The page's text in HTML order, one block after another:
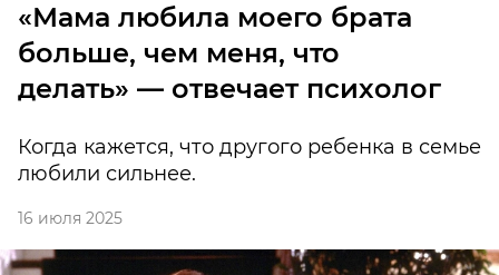
«Мама любила моего брата
больше, чем меня, что
делать» — отвечает психолог
Когда кажется, что другого ребенка в семье
любили сильнее.
16 июля 2025